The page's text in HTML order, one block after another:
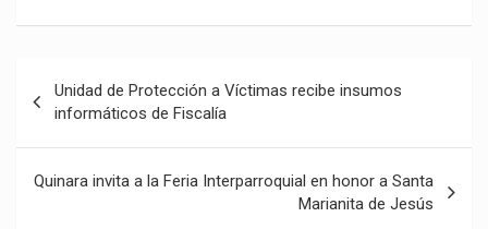
de
entradas
Unidad de Protección a Víctimas recibe insumos
informáticos de Fiscalía
Quinara invita a la Feria Interparroquial en honor a Santa
Marianita de Jesús